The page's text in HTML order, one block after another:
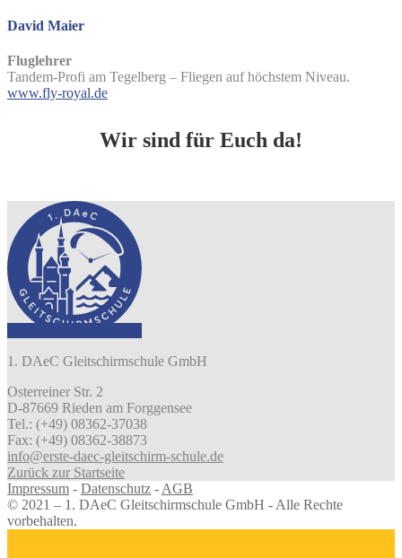
David Maier
Fluglehrer
Tandem-Profi am Tegelberg – Fliegen auf höchstem Niveau.
www.fly-royal.de
Wir sind für Euch da!
1. DAeC Gleitschirmschule GmbH
Osterreiner Str. 2
D-87669 Rieden am Forggensee
Tel.: (+49) 08362-37038
Fax: (+49) 08362-38873
info@erste-daec-gleitschirm-schule.de
Zurück zur Startseite
Impressum - Datenschutz - AGB
© 2021 – 1. DAeC Gleitschirmschule GmbH - Alle Rechte
vorbehalten.